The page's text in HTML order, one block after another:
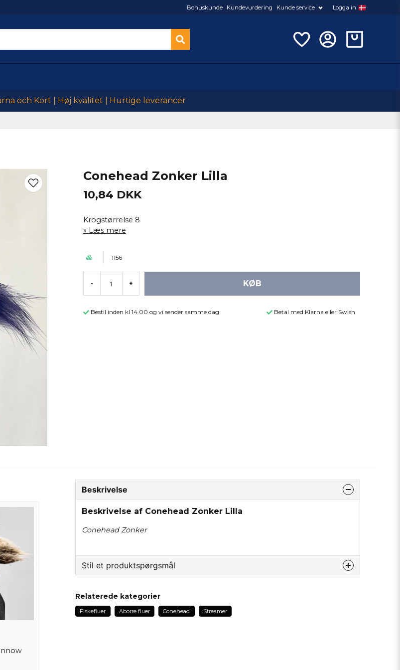
Bonuskunde Kundevurdering Kunde service Logga in
och Kort | Høj kvalitet | Hurtige leverancer
Conehead Zonker Lilla
10,84 DKK
Krogstørrelse 8
Læs mere
1156
- + KØB
Bestil inden kl 14.00 og vi sender samme dag Betal med Klarna eller Swish
Beskrivelse
Beskrivelse af Conehead Zonker Lilla
Conehead Zonker
Stil et produktspørgsmål
Spørg os om noget om dette produkt...
Relaterede kategorier
Fiskefluer Aborre fluer Conehead Streamer